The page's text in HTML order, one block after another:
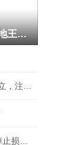
怀柔国贤府样板间亮相，中建智地王牌IP全线进阶